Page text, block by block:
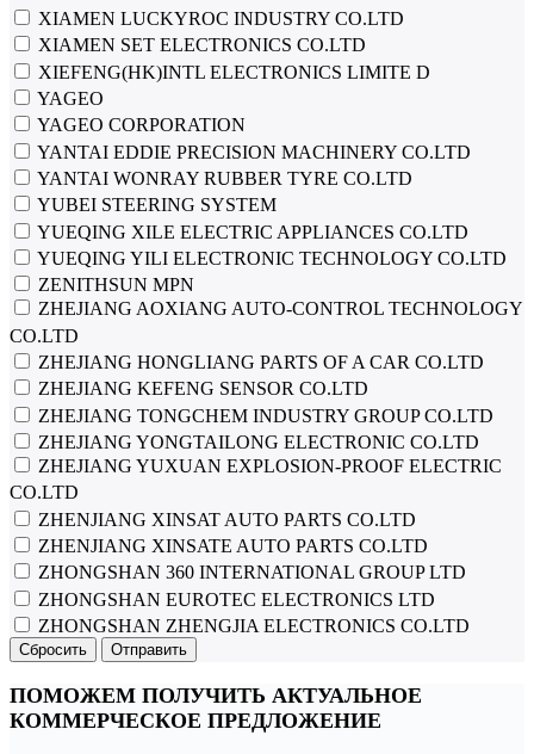
XIAMEN LUCKYROC INDUSTRY CO.LTD
XIAMEN SET ELECTRONICS CO.LTD
XIEFENG(HK)INTL ELECTRONICS LIMITE D
YAGEO
YAGEO CORPORATION
YANTAI EDDIE PRECISION MACHINERY CO.LTD
YANTAI WONRAY RUBBER TYRE CO.LTD
YUBEI STEERING SYSTEM
YUEQING XILE ELECTRIC APPLIANCES CO.LTD
YUEQING YILI ELECTRONIC TECHNOLOGY CO.LTD
ZENITHSUN MPN
ZHEJIANG AOXIANG AUTO-CONTROL TECHNOLOGY
CO.LTD
ZHEJIANG HONGLIANG PARTS OF A CAR CO.LTD
ZHEJIANG KEFENG SENSOR CO.LTD
ZHEJIANG TONGCHEM INDUSTRY GROUP CO.LTD
ZHEJIANG YONGTAILONG ELECTRONIC CO.LTD
ZHEJIANG YUXUAN EXPLOSION-PROOF ELECTRIC
CO.LTD
ZHENJIANG XINSAT AUTO PARTS CO.LTD
ZHENJIANG XINSATE AUTO PARTS CO.LTD
ZHONGSHAN 360 INTERNATIONAL GROUP LTD
ZHONGSHAN EUROTEC ELECTRONICS LTD
ZHONGSHAN ZHENGJIA ELECTRONICS CO.LTD
Сбросить Отправить
ПОМОЖЕМ ПОЛУЧИТЬ АКТУАЛЬНОЕ
КОММЕРЧЕСКОЕ ПРЕДЛОЖЕНИЕ